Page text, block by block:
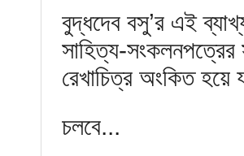
বুদ্ধদেব বসু’র এই
সাহিত্য-সংকলনপত্রের
রেখাচিত্র অংকিত হয়ে
চলবে...